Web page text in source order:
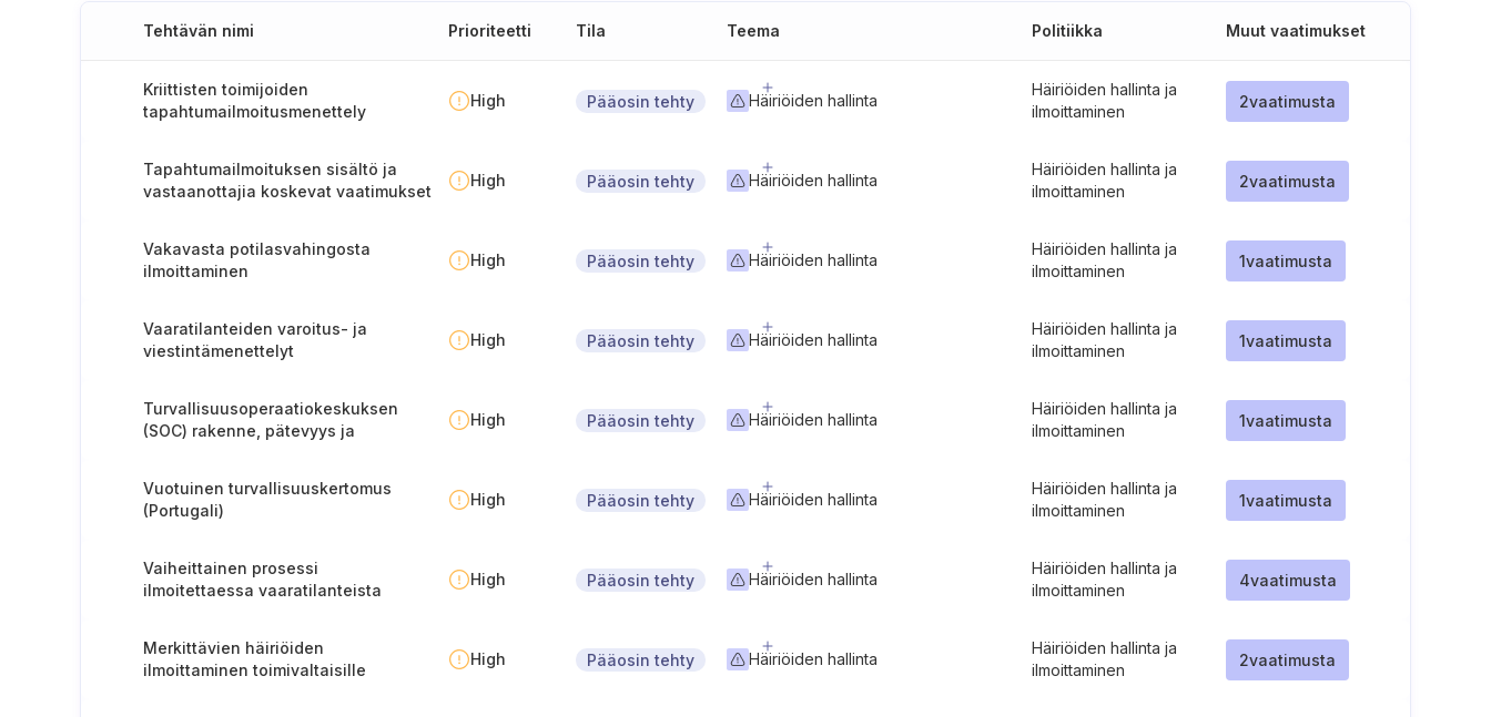
Tehtävän nimi Prioriteetti Tila Teema Politiikka Muut vaatimukset
Kriittisten toimijoiden
tapahtumailmoitusmenettely
High Pääosin tehty Häiriöiden hallinta
Häiriöiden hallinta ja
ilmoittaminen
2vaatimusta
Tapahtumailmoituksen sisältö ja
vastaanottajia koskevat vaatimukset
High Pääosin tehty Häiriöiden hallinta
Häiriöiden hallinta ja
ilmoittaminen
2vaatimusta
Vakavasta potilasvahingosta
ilmoittaminen
High Pääosin tehty Häiriöiden hallinta
Häiriöiden hallinta ja
ilmoittaminen
1vaatimusta
Vaaratilanteiden varoitus- ja
viestintämenettelyt
High Pääosin tehty Häiriöiden hallinta
Häiriöiden hallinta ja
ilmoittaminen
1vaatimusta
Turvallisuusoperaatiokeskuksen
(SOC) rakenne, pätevyys ja
High Pääosin tehty Häiriöiden hallinta
Häiriöiden hallinta ja
ilmoittaminen
1vaatimusta
Vuotuinen turvallisuuskertomus
(Portugali)
High Pääosin tehty Häiriöiden hallinta
Häiriöiden hallinta ja
ilmoittaminen
1vaatimusta
Vaiheittainen prosessi
ilmoitettaessa vaaratilanteista
High Pääosin tehty Häiriöiden hallinta
Häiriöiden hallinta ja
ilmoittaminen
4vaatimusta
Merkittävien häiriöiden
ilmoittaminen toimivaltaisille
High Pääosin tehty Häiriöiden hallinta
Häiriöiden hallinta ja
ilmoittaminen
2vaatimusta